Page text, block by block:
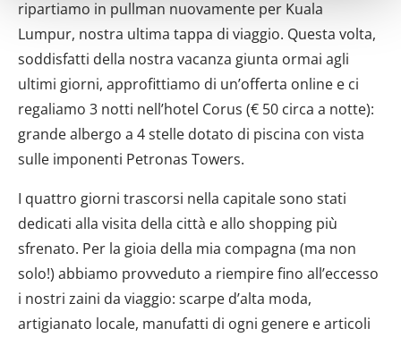
Identificare il tuo dispositivo, scansionandolo
attivamente alla ricerca di caratteristiche specifiche
(impronte digitali).
Approfondisci come vengono elaborati i tuoi dati personali
e imposta le tue preferenze nellasezione dettagli . Puoi
modificare o ritirare il tuo consenso in qualsiasi momento
dalla Dichiarazione sui cookie.
annunci, per fornire funzionalità dei social media e per
analizzare il nostro traffico. Condividiamo inoltre
informazioni sul modo in cui utilizzi il nostro sito con i
nostri partner che si occupano di analisi dei dati web,
pubblicità e social media, i quali potrebbero combinarle
con altre informazioni che hai fornito loro o che hanno
raccolto dal tuo utilizzo dei loro servizi.
ripartiamo in pullman nuovamente per Kuala
Lumpur, nostra ultima tappa di viaggio. Questa volta,
soddisfatti della nostra vacanza giunta ormai agli
ultimi giorni, approfittiamo di un’offerta online e ci
regaliamo 3 notti nell’hotel Corus (€ 50 circa a notte):
grande albergo a 4 stelle dotato di piscina con vista
sulle imponenti Petronas Towers.
I quattro giorni trascorsi nella capitale sono stati
dedicati alla visita della città e allo shopping più
sfrenato. Per la gioia della mia compagna (ma non
solo!) abbiamo provveduto a riempire fino all’eccesso
i nostri zaini da viaggio: scarpe d’alta moda,
artigianato locale, manufatti di ogni genere e articoli